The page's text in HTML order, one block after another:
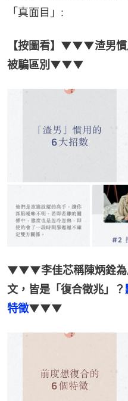
「真面目」:
【按圖看】▼▼▼渣男慣
被騙區別▼▼▼
▼▼▼李佳芯稱陳炳銓為
文，皆是「復合徵兆」？
特徵▼▼▼